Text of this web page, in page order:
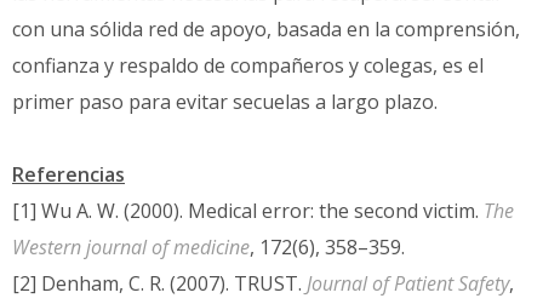
con una sólida red de apoyo, basada en la comprensión,
confianza y respaldo de compañeros y colegas, es el
primer paso para evitar secuelas a largo plazo.
Referencias
[1] Wu A. W. (2000). Medical error: the second victim. The
Western journal of medicine, 172(6), 358–359.
[2] Denham, C. R. (2007). TRUST. Journal of Patient Safety,